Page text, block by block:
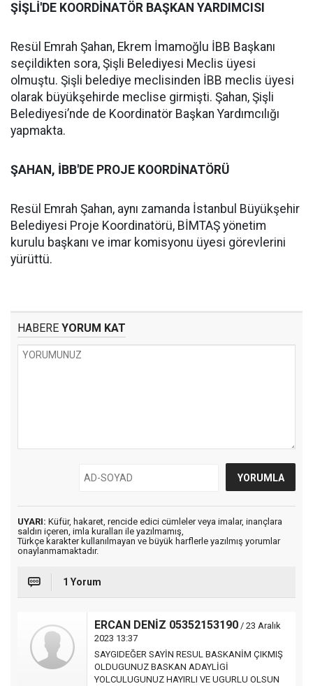
ŞİŞLİ'DE KOORDİNATÖR BAŞKAN YARDIMCISI
Resül Emrah Şahan, Ekrem İmamoğlu İBB Başkanı
seçildikten sora, Şişli Belediyesi Meclis üyesi
olmuştu. Şişli belediye meclisinden İBB meclis üyesi
olarak büyükşehirde meclise girmişti. Şahan, Şişli
Belediyesi’nde de Koordinatör Başkan Yardımcılığı
yapmakta.
ŞAHAN, İBB'DE PROJE KOORDİNATÖRÜ
Resül Emrah Şahan, aynı zamanda İstanbul Büyükşehir
Belediyesi Proje Koordinatörü, BİMTAŞ yönetim
kurulu başkanı ve imar komisyonu üyesi görevlerini
yürüttü.
HABERE YORUM KAT
UYARI: Küfür, hakaret, rencide edici cümleler veya imalar, inançlara
saldırı içeren, imla kuralları ile yazılmamış,
Türkçe karakter kullanılmayan ve büyük harflerle yazılmış yorumlar
onaylanmamaktadır.
1 Yorum
ERCAN DENİZ 05352153190 / 23 Aralık
2023 13:37
SAYGIDEĞER SAYİN RESUL BASKANİM ÇIKMIŞ
OLDUGUNUZ BASKAN ADAYLİGİ
YOLCULUGUNUZ HAYIRLI VE UGURLU OLSUN